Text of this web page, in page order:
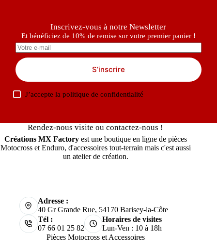
Inscrivez-vous à notre Newsletter
Et bénéficiez de 10% de remise sur votre premier panier !
S’inscrire
J’accepte lapolitique de confidentialité
Rendez-nous visite ou contactez-nous !
Créations MX Factoryest une boutique en ligne de pièces
Motocross et Enduro, d'accessoires tout-terrain mais c'est aussi
un atelier de création.
Adresse :
40 Gr Grande Rue, 54170 Barisey-la-Côte
Tél :
07 66 01 25 82
Horaires de visites
Lun-Ven : 10 à 18h
Pièces Motocross et Accessoires